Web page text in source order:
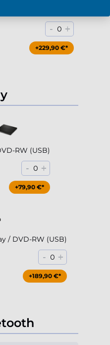
- 0 +
+229,90 €*
RW (USB)
- 0 +
+79,90 €*
/ DVD-RW (USB)
- 0 +
+189,90 €*